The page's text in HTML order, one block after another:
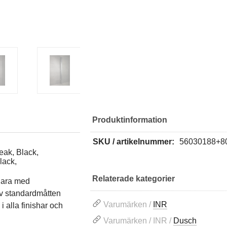
Black,
med
standardmåtten
alla finishar och
Produktinformation
SKU / artikelnummer:
Relaterade kategorier
Varumärken / INR
Varumärken / INR / Dusch